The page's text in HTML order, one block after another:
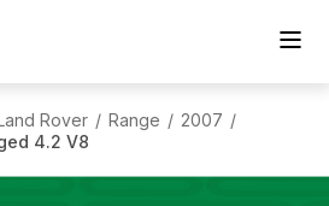
Rover / Range / 2007 /
4.2 V8